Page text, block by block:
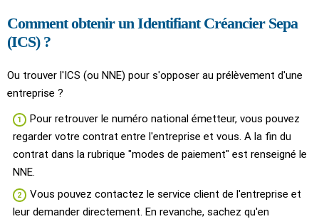
Comment obtenir un Identifiant Créancier Sepa
(ICS) ?
Ou trouver l'ICS (ou NNE) pour s'opposer au prélèvement d'une
entreprise ?
Pour retrouver le numéro national émetteur, vous pouvez
regarder votre contrat entre l'entreprise et vous. A la fin du
contrat dans la rubrique "modes de paiement" est renseigné le
NNE.
Vous pouvez contactez le service client de l'entreprise et
leur demander directement. En revanche, sachez qu'en